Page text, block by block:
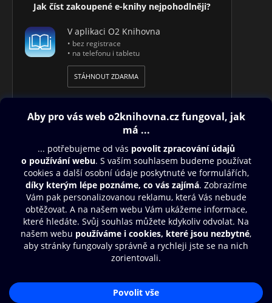
Jak číst zakoupené e-knihy nejpohodlněji?
V aplikaci O2 Knihovna
• bez registrace
• na telefonu i tabletu
STÁHNOUT ZDARMA
Obsah ke stažení
Moje O2 Knihovna
Další zábava
© O2 Czech Republic a.s.